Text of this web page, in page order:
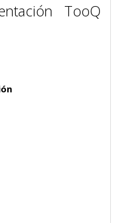
TooQ